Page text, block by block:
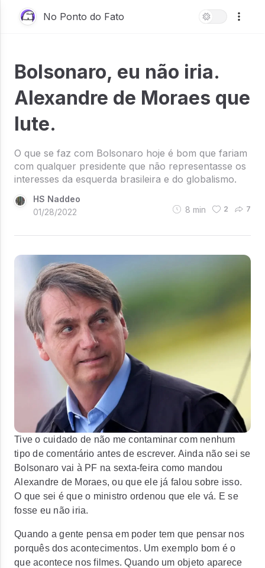
No Ponto do Fato
Bolsonaro, eu não iria.
Alexandre de Moraes que
lute.
O que se faz com Bolsonaro hoje é bom que fariam
com qualquer presidente que não representasse os
interesses da esquerda brasileira e do globalismo.
HS Naddeo
01/28/2022
8 min 2 7
Tive o cuidado de não me contaminar com nenhum
tipo de comentário antes de escrever. Ainda não sei se
Bolsonaro vai à PF na sexta-feira como mandou
Alexandre de Moraes, ou que ele já falou sobre isso.
O que sei é que o ministro ordenou que ele vá. E se
fosse eu não iria.
Quando a gente pensa em poder tem que pensar nos
porquês dos acontecimentos. Um exemplo bom é o
que acontece nos filmes. Quando um objeto aparece